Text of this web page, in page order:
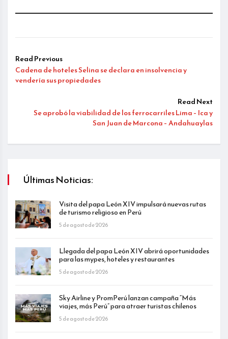
Read Previous
Cadena de hoteles Selina se declara en insolvencia y
vendería sus propiedades
Read Next
Se aprobó la viabilidad de los ferrocarriles Lima – Ica y
San Juan de Marcona – Andahuaylas
Últimas Noticias:
Visita del papa León XIV impulsará nuevas rutas
de turismo religioso en Perú
5 de agosto de 2026
Llegada del papa León XIV abrirá oportunidades
para las mypes, hoteles y restaurantes
5 de agosto de 2026
Sky Airline y PromPerú lanzan campaña “Más
viajes, más Perú” para atraer turistas chilenos
5 de agosto de 2026